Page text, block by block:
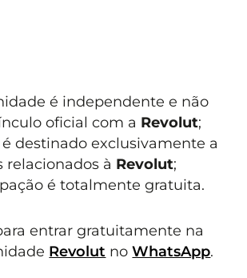
é independente e não
oficial com a Revolut;
destinado exclusivamente a
relacionados à Revolut;
é totalmente gratuita.
entrar gratuitamente na
Revolut noWhatsApp.